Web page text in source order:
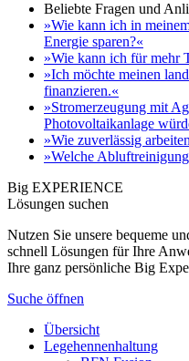
Beliebte Fragen und
»Wie kann ich in
Energie sparen?«
»Wie kann ich für mehr
»Ich möchte meinen
finanzieren.«
»Stromerzeugung mit
Photovoltaikanlage
»Wie zuverlässig
»Welche
Big EXPERIENCE
Lösungen suchen
Nutzen Sie unsere bequeme
schnell Lösungen für Ihre
Ihre ganz persönliche Big
Suche öffnen
Übersicht
Legehennenhaltung